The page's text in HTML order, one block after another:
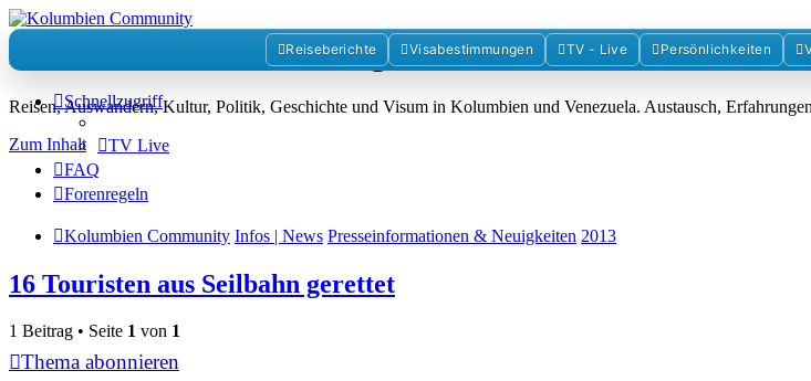
Kolumbienforum - Das grosse Forum der Freunde
Reisen, Auswandern, Kultur, Politik, Geschichte und Visum in Kolumbien und Venezuela. Austausch,
Zum Inhalt
Reiseberichte Visabestimmungen TV - Live Persönlichkeiten
Schnellzugriff
TV Live
FAQ
Forenregeln
Kolumbien Community Infos | News Presseinformationen & Neuigkeiten 2013
16 Touristen aus Seilbahn gerettet
1 Beitrag • Seite 1 von 1
Thema abonnieren